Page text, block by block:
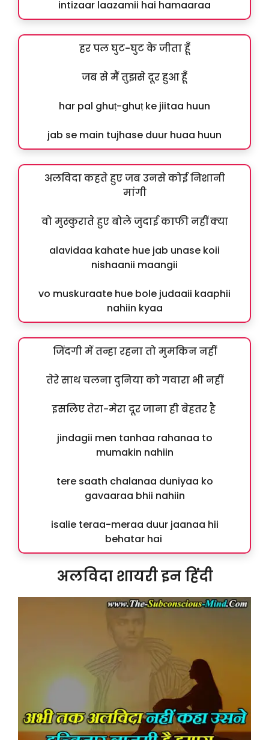
intizaar laazamii hai hamaaraa
हर पल घुट-घुट के जीता हूँ
जब से मैं तुझसे दूर हुआ हूँ
har pal ghuṭ-ghuṭ ke jiitaa huun
jab se main tujhase duur huaa huun
अलविदा कहते हुए जब उनसे कोई निशानी
मांगी
वो मुस्कुराते हुए बोले जुदाई काफी नहीं क्या
alavidaa kahate hue jab unase koii
nishaanii maangii
vo muskuraate hue bole judaaii kaaphii
nahiin kyaa
जिंदगी में तन्हा रहना तो मुमकिन नहीं
तेरे साथ चलना दुनिया को गवारा भी नहीं
इसलिए तेरा-मेरा दूर जाना ही बेहतर है
jindagii men tanhaa rahanaa to
mumakin nahiin
tere saath chalanaa duniyaa ko
gavaaraa bhii nahiin
isalie teraa-meraa duur jaanaa hii
behatar hai
अलविदा शायरी इन हिंदी